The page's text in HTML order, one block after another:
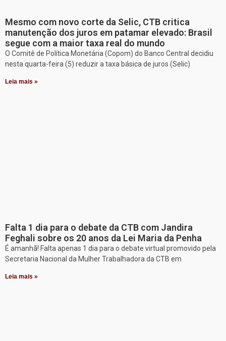
Mesmo com novo corte da Selic, CTB critica
manutenção dos juros em patamar elevado: Brasil
segue com a maior taxa real do mundo
O Comitê de Política Monetária (Copom) do Banco Central decidiu
nesta quarta-feira (5) reduzir a taxa básica de juros (Selic)
Leia mais »
Falta 1 dia para o debate da CTB com Jandira
Feghali sobre os 20 anos da Lei Maria da Penha
É amanhã! Falta apenas 1 dia para o debate virtual promovido pela
Secretaria Nacional da Mulher Trabalhadora da CTB em
Leia mais »